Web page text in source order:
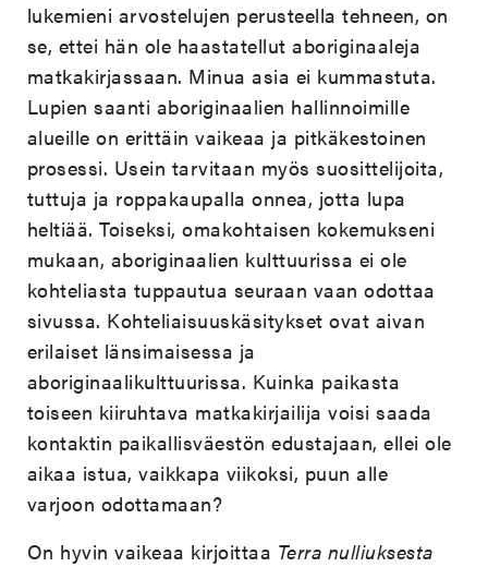
lukemieni arvostelujen perusteella tehneen, on
se, ettei hän ole haastatellut aboriginaaleja
matkakirjassaan. Minua asia ei kummastuta.
Lupien saanti aboriginaalien hallinnoimille
alueille on erittäin vaikeaa ja pitkäkestoinen
prosessi. Usein tarvitaan myös suosittelijoita,
tuttuja ja roppakaupalla onnea, jotta lupa
heltiää. Toiseksi, omakohtaisen kokemukseni
mukaan, aboriginaalien kulttuurissa ei ole
kohteliasta tuppautua seuraan vaan odottaa
sivussa. Kohteliaisuuskäsitykset ovat aivan
erilaiset länsimaisessa ja
aboriginaalikulttuurissa. Kuinka paikasta
toiseen kiiruhtava matkakirjailija voisi saada
kontaktin paikallisväestön edustajaan, ellei ole
aikaa istua, vaikkapa viikoksi, puun alle
varjoon odottamaan?
On hyvin vaikeaa kirjoittaa Terra nulliuksesta